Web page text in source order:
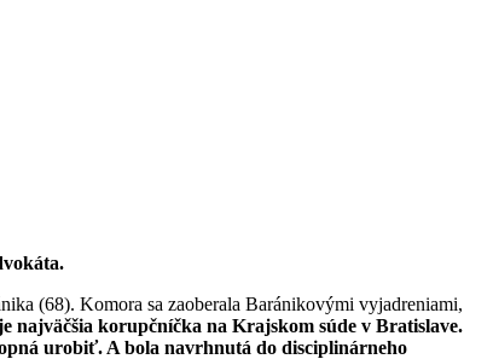
(68). Komora sa zaoberala Baránikovými vyjadreniami,
najväčšia korupčníčka na Krajskom súde v Bratislave.
urobiť. A bola navrhnutá do disciplinárneho